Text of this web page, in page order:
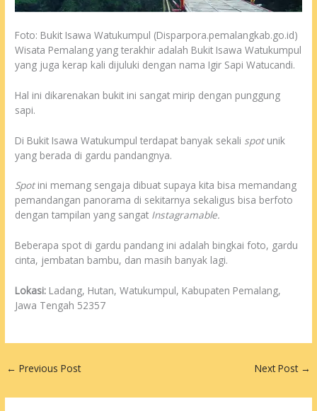
Foto: Bukit Isawa Watukumpul (Disparpora.pemalangkab.go.id)
Wisata Pemalang yang terakhir adalah Bukit Isawa Watukumpul
yang juga kerap kali dijuluki dengan nama Igir Sapi Watucandi.
Hal ini dikarenakan bukit ini sangat mirip dengan punggung
sapi.
Di Bukit Isawa Watukumpul terdapat banyak sekali spotunik
yang berada di gardu pandangnya.
Spotini memang sengaja dibuat supaya kita bisa memandang
pemandangan panorama di sekitarnya sekaligus bisa berfoto
dengan tampilan yang sangat Instagramable.
Beberapa spot di gardu pandang ini adalah bingkai foto, gardu
cinta, jembatan bambu, dan masih banyak lagi.
Lokasi: Ladang, Hutan, Watukumpul, Kabupaten Pemalang,
Jawa Tengah 52357
← Previous Post Next Post →